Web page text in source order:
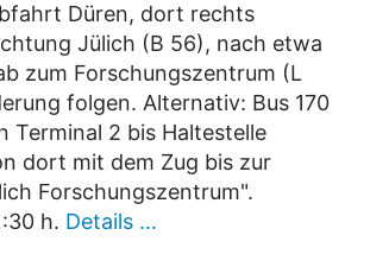
Düren, dort rechts
Jülich (B 56), nach etwa
zum Forschungszentrum (L
folgen. Alternativ: Bus 170
Terminal 2 bis Haltestelle
dort mit dem Zug bis zur
Forschungszentrum".
h. Details ...